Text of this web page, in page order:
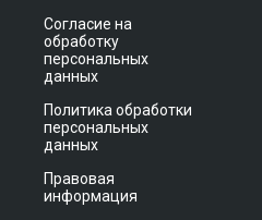
Согласие на
обработку
персональных
данных
Политика обработки
персональных
данных
Правовая
информация